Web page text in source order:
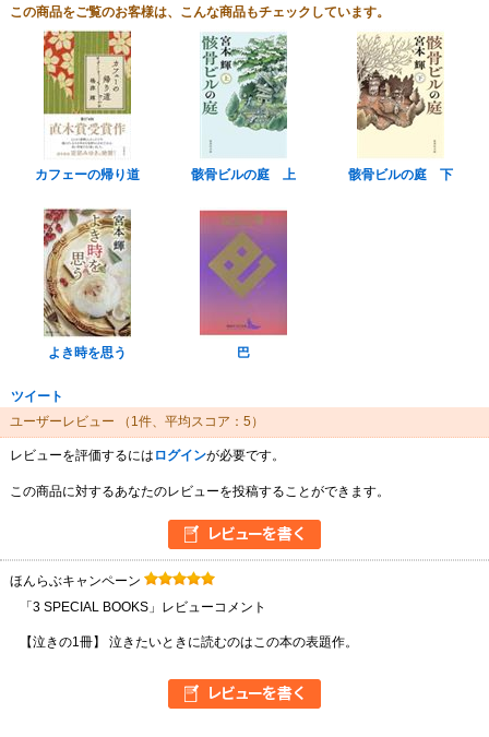
この商品をご覧のお客様は、こんな商品もチェックしています。
カフェーの帰り道 骸骨ビルの庭 上 骸骨ビルの庭 下
よき時を思う 巴
ツイート
ユーザーレビュー
（1件、平均スコア：5）
レビューを評価するには ログインが必要です。
この商品に対するあなたのレビューを投稿することができます。
ほんらぶキャンペーン
「3 SPECIAL BOOKS」レビューコメント
【泣きの1冊】 泣きたいときに読むのはこの本の表題作。